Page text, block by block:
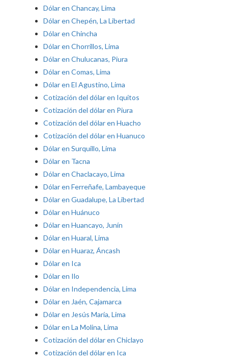
Dólar en Chancay, Lima
Dólar en Chepén, La Libertad
Dólar en Chincha
Dólar en Chorrillos, Lima
Dólar en Chulucanas, Piura
Dólar en Comas, Lima
Dólar en El Agustino, Lima
Cotización del dólar en Iquitos
Cotización del dólar en Piura
Cotización del dólar en Huacho
Cotización del dólar en Huanuco
Dólar en Surquillo, Lima
Dólar en Tacna
Dólar en Chaclacayo, Lima
Dólar en Ferreñafe, Lambayeque
Dólar en Guadalupe, La Libertad
Dólar en Huánuco
Dólar en Huancayo, Junín
Dólar en Huaral, Lima
Dólar en Huaraz, Áncash
Dólar en Ica
Dólar en Ilo
Dólar en Independencia, Lima
Dólar en Jaén, Cajamarca
Dólar en Jesús María, Lima
Dólar en La Molina, Lima
Cotización del dólar en Chiclayo
Cotización del dólar en Ica